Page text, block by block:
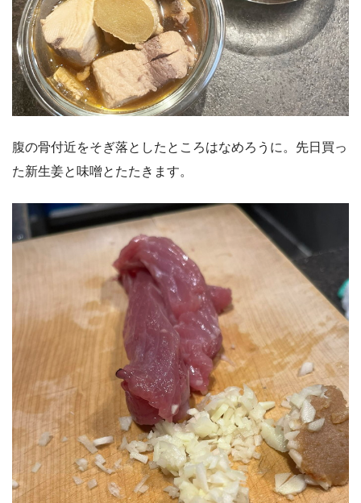
腹の骨付近をそぎ落としたところはなめろうに。先日買っ
た新生姜と味噌とたたきます。